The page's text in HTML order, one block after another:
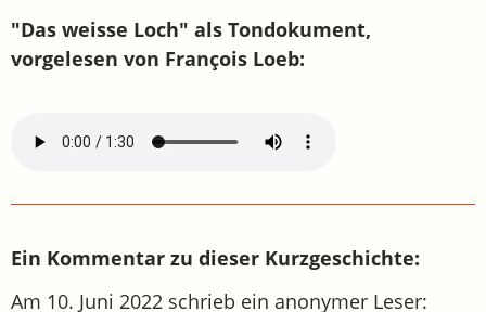
"Das weisse Loch" als Tondokument,
vorgelesen von François Loeb:
Ein Kommentar zu dieser Kurzgeschichte:
Am 10. Juni 2022 schrieb ein anonymer Leser: